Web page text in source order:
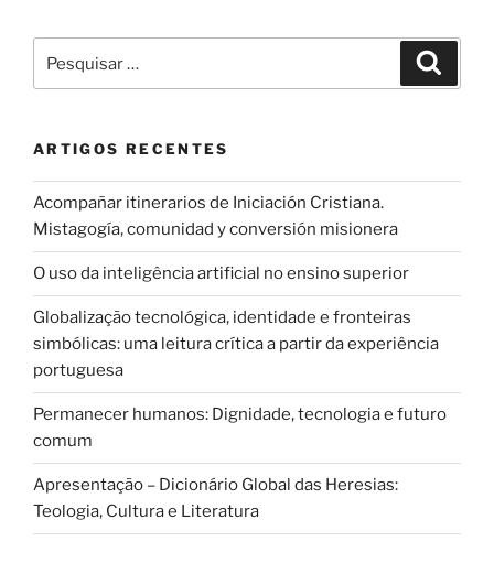
por:
ARTIGOS RECENTES
Acompañar itinerarios de Iniciación Cristiana.
Mistagogía, comunidad y conversión misionera
O uso da inteligência artificial no ensino superior
Globalização tecnológica, identidade e fronteiras
simbólicas: uma leitura crítica a partir da experiência
portuguesa
Permanecer humanos: Dignidade, tecnologia e futuro
comum
Apresentação – Dicionário Global das Heresias:
Teologia, Cultura e Literatura